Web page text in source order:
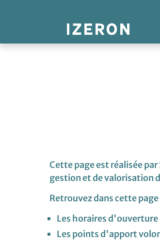
Cette page est réalisée
gestion et de valorisation
Retrouvez dans cette page
Les horaires
Les points d'apport